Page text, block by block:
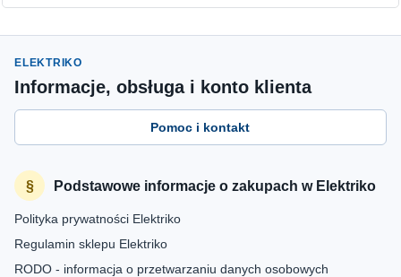
ELEKTRIKO
Informacje, obsługa i konto klienta
Pomoc i kontakt
Podstawowe informacje o zakupach w Elektriko
Polityka prywatności Elektriko
Regulamin sklepu Elektriko
RODO - informacja o przetwarzaniu danych osobowych